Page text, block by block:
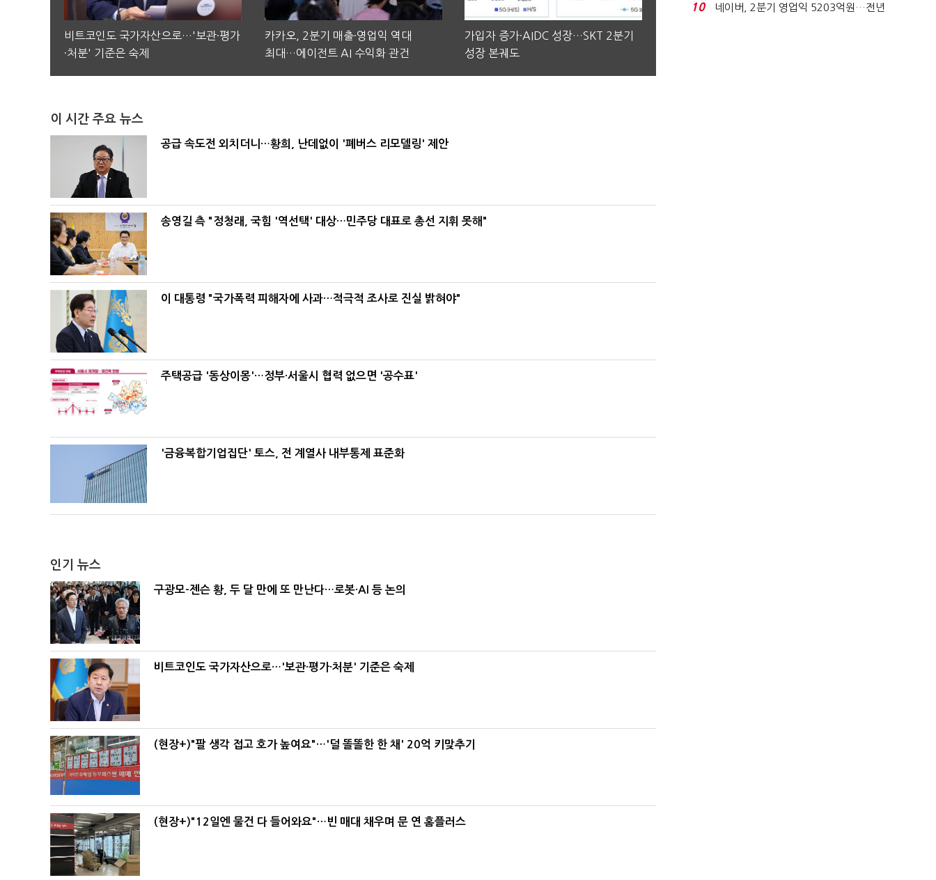
비트코인도 국가자산으로…'보관·평가
·처분' 기준은 숙제
카카오, 2분기 매출·영업익 역대
최대…에이전트 AI 수익화 관건
가입자 증가·AIDC 성장…SKT 2분기
성장 본궤도
이 시간 주요 뉴스
공급 속도전 외치더니…황희, 난데없이 '폐버스 리모델링' 제안
송영길 측 "정청래, 국힘 '역선택' 대상…민주당 대표로 총선 지휘 못해"
이 대통령 "국가폭력 피해자에 사과…적극적 조사로 진실 밝혀야"
주택공급 '동상이몽'…정부·서울시 협력 없으면 '공수표'
'금융복합기업집단' 토스, 전 계열사 내부통제 표준화
인기 뉴스
구광모-젠슨 황, 두 달 만에 또 만난다…로봇·AI 등 논의
비트코인도 국가자산으로…'보관·평가·처분' 기준은 숙제
(현장+)"팔 생각 접고 호가 높여요"…'덜 똘똘한 한 채' 20억 키맞추기
(현장+)"12일엔 물건 다 들어와요"…빈 매대 채우며 문 연 홈플러스
10
네이버, 2분기 영업익 5203억원…전년